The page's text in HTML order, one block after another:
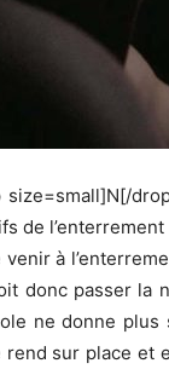
size=small]N[/
de
venir à
donc passer la
ne donne
rend sur place et